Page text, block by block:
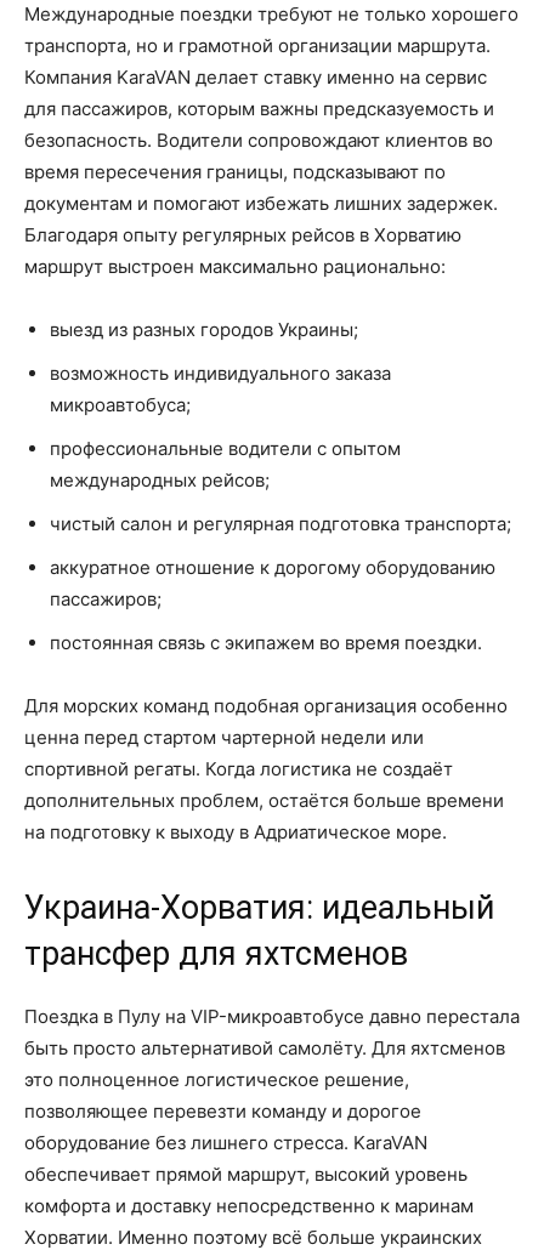
Международные поездки требуют не только хорошего
транспорта, но и грамотной организации маршрута.
Компания KaraVAN делает ставку именно на сервис
для пассажиров, которым важны предсказуемость и
безопасность. Водители сопровождают клиентов во
время пересечения границы, подсказывают по
документам и помогают избежать лишних задержек.
Благодаря опыту регулярных рейсов в Хорватию
маршрут выстроен максимально рационально:
выезд из разных городов Украины;
возможность индивидуального заказа
микроавтобуса;
профессиональные водители с опытом
международных рейсов;
чистый салон и регулярная подготовка транспорта;
аккуратное отношение к дорогому оборудованию
пассажиров;
постоянная связь с экипажем во время поездки.
Для морских команд подобная организация особенно
ценна перед стартом чартерной недели или
спортивной регаты. Когда логистика не создаёт
дополнительных проблем, остаётся больше времени
на подготовку к выходу в Адриатическое море.
Украина-Хорватия: идеальный
трансфер для яхтсменов
Поездка в Пулу на VIP-микроавтобусе давно перестала
быть просто альтернативой самолёту. Для яхтсменов
это полноценное логистическое решение,
позволяющее перевезти команду и дорогое
оборудование без лишнего стресса. KaraVAN
обеспечивает прямой маршрут, высокий уровень
комфорта и доставку непосредственно к маринам
Хорватии. Именно поэтому всё больше украинских